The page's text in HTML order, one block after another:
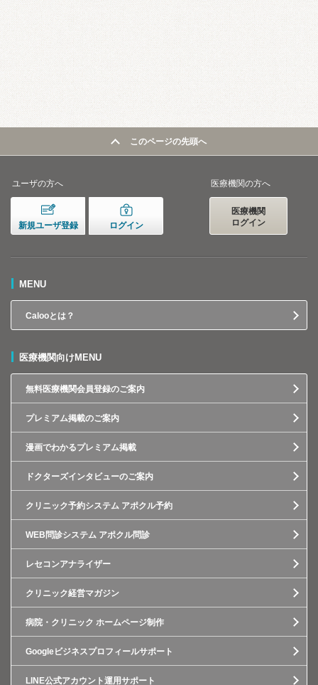
このページの先頭へ
ユーザの方へ
新規ユーザ登録 ログイン
医療機関の方へ
医療機関
ログイン
MENU
Calooとは？
医療機関向けMENU
無料医療機関会員登録のご案内
プレミアム掲載のご案内
漫画でわかるプレミアム掲載
ドクターズインタビューのご案内
クリニック予約システム アポクル予約
WEB問診システム アポクル問診
レセコンアナライザー
クリニック経営マガジン
病院・クリニック ホームページ制作
Googleビジネスプロフィールサポート
LINE公式アカウント運用サポート